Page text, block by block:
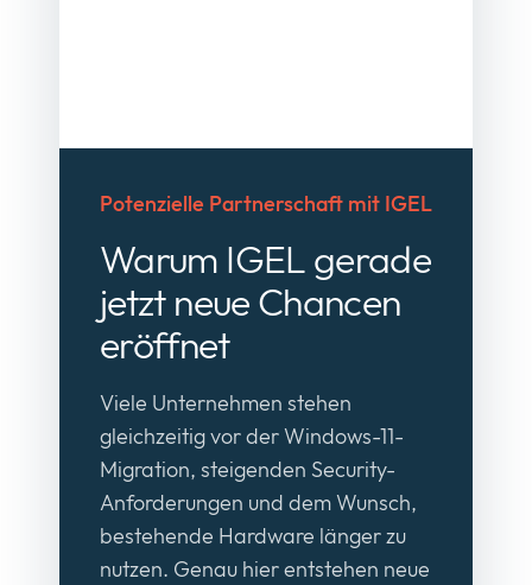
Potenzielle Partnerschaft mit IGEL
Warum IGEL gerade
jetzt neue Chancen
eröffnet
Viele Unternehmen stehen
gleichzeitig vor der Windows-11-
Migration, steigenden Security-
Anforderungen und dem Wunsch,
bestehende Hardware länger zu
nutzen. Genau hier entstehen neue